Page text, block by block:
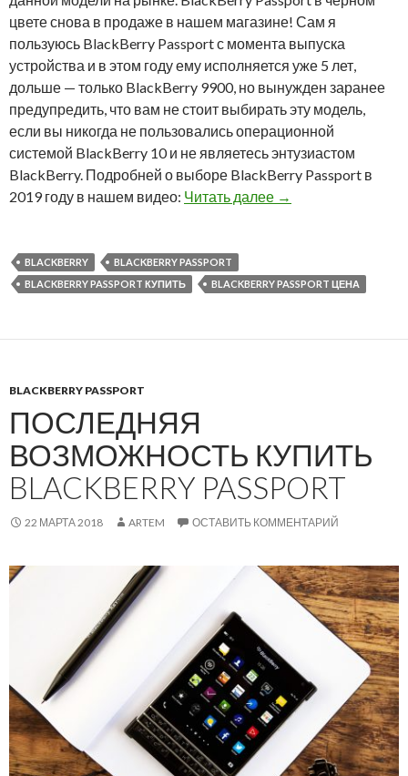
цвете снова в продаже в нашем магазине! Сам я
пользуюсь BlackBerry Passport с момента выпуска
устройства и в этом году ему исполняется уже 5 лет,
дольше — только BlackBerry 9900, но вынужден заранее
предупредить, что вам не стоит выбирать эту модель,
если вы никогда не пользовались операционной
системой BlackBerry 10 и не являетесь энтузиастом
BlackBerry. Подробней о выборе BlackBerry Passport в
2019 году в нашем видео: Читать далее BlackBerry
→
BLACKBERRY
BLACKBERRY PASSPORT
BLACKBERRY PASSPORT КУПИТЬ
BLACKBERRY PASSPORT ЦЕНА
BLACKBERRY PASSPORT
ПОСЛЕДНЯЯ
ВОЗМОЖНОСТЬ КУПИТЬ
BLACKBERRY PASSPORT
22 МАРТА 2018 ARTEM ОСТАВИТЬ КОММЕНТАРИЙ